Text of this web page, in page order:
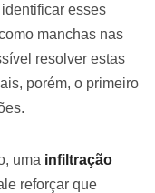
esses
manchas nas
resolver estas
porém, o primeiro
uma infiltração
reforçar que